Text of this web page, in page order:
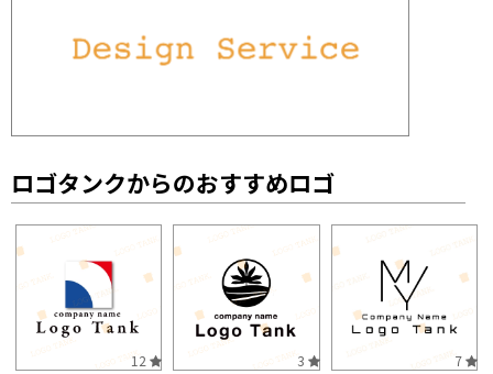
ロゴタンクからのおすすめロゴ
12 3 7